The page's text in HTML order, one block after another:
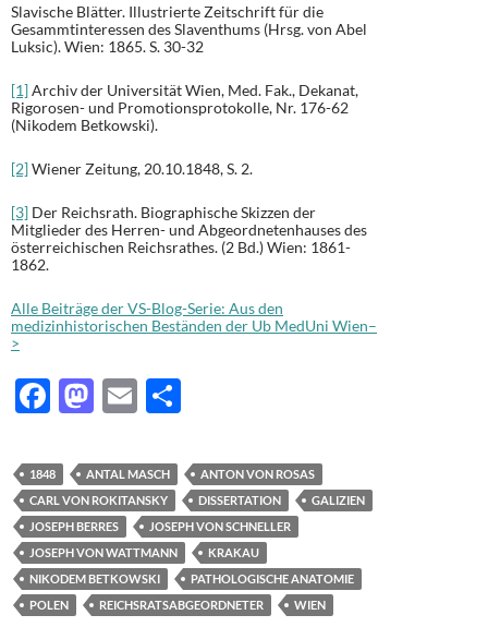
Slavische Blätter. Illustrierte Zeitschrift für die
Gesammtinteressen des Slaventhums (Hrsg. von Abel
Luksic). Wien: 1865. S. 30-32
[1]Archiv der Universität Wien, Med. Fak., Dekanat,
Rigorosen- und Promotionsprotokolle, Nr. 176-62
(Nikodem Betkowski).
[2]Wiener Zeitung, 20.10.1848, S. 2.
[3] Der Reichsrath. Biographische Skizzen der
Mitglieder des Herren- und Abgeordnetenhauses des
österreichischen Reichsrathes. (2 Bd.) Wien: 1861-
1862.
Alle Beiträge der VS-Blog-Serie: Aus den
medizinhistorischen Beständen der Ub MedUni Wien–
>
F
e
b
o
o
k
M
to
d
o
n
E
ail le
n
1848 ANTAL MASCH
ANTON VON ROSAS
CARL VON ROKITANSKY
DISSERTATION
GALIZIEN
JOSEPH BERRES
JOSEPH VON SCHNELLER
JOSEPH VON WATTMANN
KRAKAU
NIKODEM BETKOWSKI
PATHOLOGISCHE ANATOMIE
POLEN
REICHSRATSABGEORDNETER WIEN